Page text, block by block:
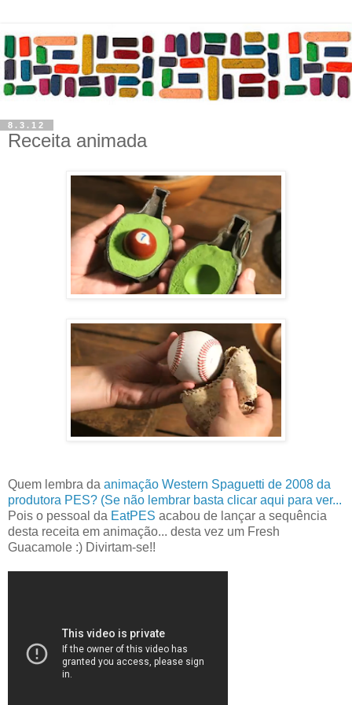
8.3.12
Receita animada
Quem lembra da animação Western Spaguetti de 2008 da
produtora PES? (Se não lembrar basta clicar aqui para ver...
Pois o pessoal da EatPES acabou de lançar a sequência
desta receita em animação... desta vez um Fresh
Guacamole :) Divirtam-se!!